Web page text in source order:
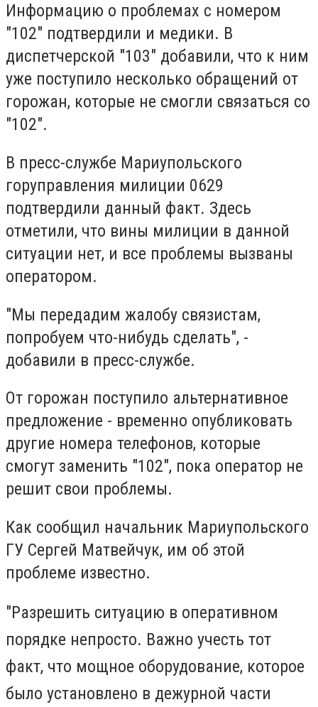
Информацию о проблемах с номером
"102" подтвердили и медики. В
диспетчерской "103" добавили, что к ним
уже поступило несколько обращений от
горожан, которые не смогли связаться со
"102".
В пресс-службе Мариупольского
горуправления милиции 0629
подтвердили данный факт. Здесь
отметили, что вины милиции в данной
ситуации нет, и все проблемы вызваны
оператором.
"Мы передадим жалобу связистам,
попробуем что-нибудь сделать", -
добавили в пресс-службе.
От горожан поступило альтернативное
предложение - временно опубликовать
другие номера телефонов, которые
смогут заменить "102", пока оператор не
решит свои проблемы.
Как сообщил начальник Мариупольского
ГУ Сергей Матвейчук, им об этой
проблеме известно.
"Разрешить ситуацию в оперативном
порядке непросто. Важно учесть тот
факт, что мощное оборудование, которое
было установлено в дежурной части